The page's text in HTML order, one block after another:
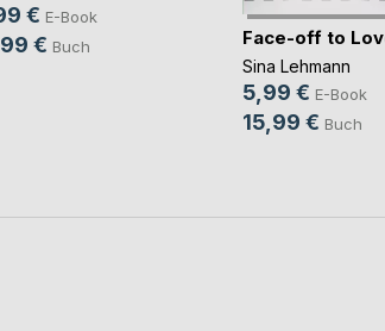
€ E-Book
€ Buch Face-off to
Sina Lehmann
5,99 € E-Book
15,99 € Buch